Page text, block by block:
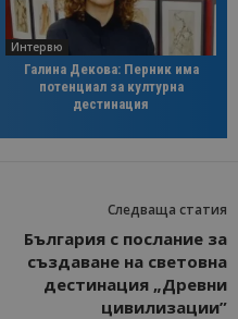
Интервю
Галина Декова: Перник има
потенциал за културна
дестинация
Следваща статия
България с послание за
създаване на световна
дестинация „Древни
цивилизации”